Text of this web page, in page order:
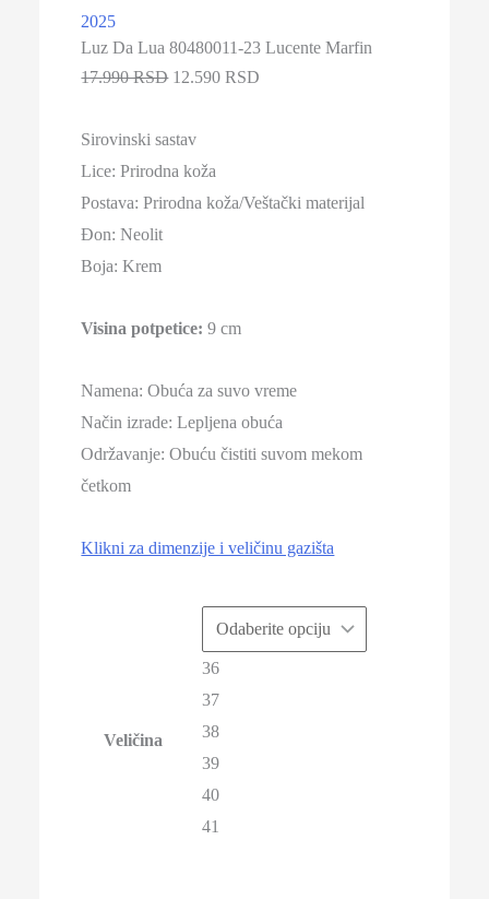
2025
Luz Da Lua 80480011-23 Lucente Marfin
17.990 RSD 12.590 RSD
Sirovinski sastav
Lice:Prirodna koža
Postava: Prirodna koža/Veštački materijal
Đon:Neolit
Boja:Krem
Visina potpetice: 9 cm
Namena: Obuća za suvo vreme
Način izrade: Lepljena obuća
Održavanje: Obuću čistiti suvom mekom
četkom
Klikni za dimenzije i veličinu gazišta
Veličina
36
37
38
39
40
41